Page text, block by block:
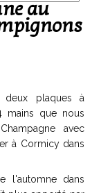
plaques à
mains que nous
avec
à Cormicy dans
l'automne dans